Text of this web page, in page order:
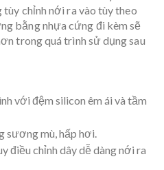
tùy chỉnh nới ra vào tùy theo
bằng nhựa cứng đi kèm sẽ
trong quá trình sử dụng sau
với đệm silicon êm ái và tầm
sương mù, hấp hơi.
điều chỉnh dây dễ dàng nới ra